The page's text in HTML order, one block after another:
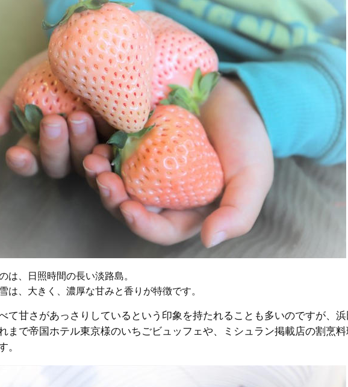
は、日照時間の長い淡路島。
は、大きく、濃厚な甘みと香りが特徴です。
て甘さがあっさりしているという印象を持たれることも多いのですが、
まで帝国ホテル東京様のいちごビュッフェや、ミシュラン掲載店の割烹料
。